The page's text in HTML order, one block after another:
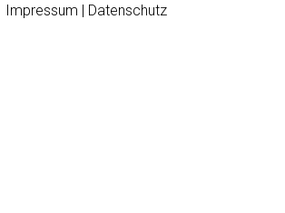
Impressum | Datenschutz